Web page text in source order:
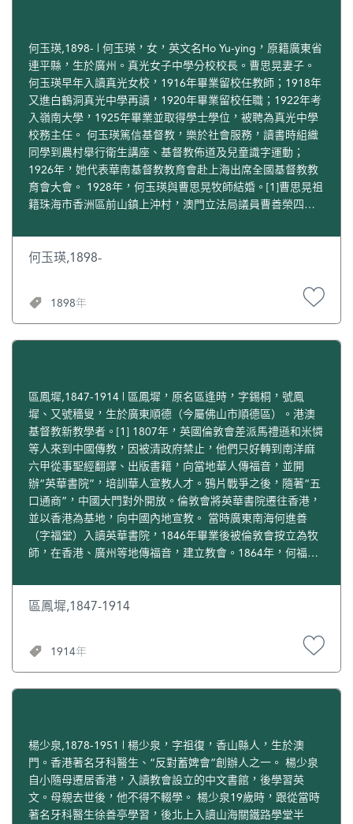
屈縫線成冊，然後兩人攜帶書刊上路。他們屢次利用科舉考
試，或廣東鄉試與府縣試之機，分發書刊赴考士子，向他們
傳播福音。此舉開創向中國知識份子宣教的先河。 1834年9
月，梁發等人因在廣東鄉試期間散發福音書冊，十人遭廣州
知府逮捕。 在美國傳教士裨治文的協助下，梁發逃往麻六甲
和新加坡避禍。屈因沒有參與這次活動而免遭追捕，卻勇敢
擔負起營救被捕者的任務。 同年8月，馬禮遜因病去世，馬儒
翰開始擔任英國首任駐華商務監督的中文秘書。在馬儒翰斡
旋下，由屈出面聯繫安排，最後以800元的代價贖出所有繫獄
者。 1835年，屈也遭遇到危險，在馬儒翰緊急安排下，他和
他的獨子阿喜因走避不及而被捕，後死於在獄中。屈在麻六
甲宣教站滯留七年多，期間深入內陸錫礦山向華人礦工宣
作。1843年，理雅各帶著屈和何進善等人前往香港建立宣教
站，屈成為理雅各最得力的助手。 不久，屈到倫敦會傳教士
合信主持的醫藥傳教會香港醫院向病患者傳福音，開始他在
香港以醫院為陣地的20年宣教生涯。每天在合信開始診治
的態度看待他的工作。除在醫院和市場工作外，屈到九龍等
宣教站講道。 1853年6月，屈與一個名叫阿秀的傳道人一起
赴上海，到仁濟醫院向太平軍的傷病官兵宣教。每天花很多
時間為病患者讀經、開導、安慰他們，在上海宣教約一年。
1850年，屈已是倫敦會香港宣教站中最為年長的基督徒，深
受大家尊重和愛戴。1856年，屈69歲時，妻子接受基督教信
仰，成為基督徒。[1] 1845年香港倫敦會傳教士舉行祈禱大
會，紀念該會成立50周年，屈成為其中四位中國牧師之一。
[2] 屈追隨了倫敦會馬禮遜、米憐、理雅各及合信等西方傳教
士，先後在廣州、澳門、麻六甲、上海等地從事宣教活動，
《屈昂》，載“華人基督教史人物辭典＂網，2011年12月12
日，http://www.bdcconline.net/zh-hant/stories/by-
person/q/qu-ang.php。 [2]《港澳大百科全書》編委會：
《港澳大百科全書》，廣州：花城出版社，1993，第801
喜歡、不求個人的喜悅、不避艱苦的精神、不以性命為念的
勇氣，深深印在陸鏡輝的心裡。 抗戰期間，陸鏡輝擔任三鄉
堂執事，成為第十區會執委會主席。他和妻子及第九子、十
子在中山生活。另有二子六女分散在上海、長沙、貴陽、重
慶等地讀書，四年來消息全無。及後，陸鏡輝的親戚一家五
口，忽然逃難到他家裡來，共九口人，全靠他一雙手來撐起
一頭家。陸鏡輝信心很堅定，無怨無悔，因為他覺得自己遵
行神的旨意，才搬到中山的，而且鄉間一個教會，一群無牧
之羊，都放在他自己的肩上。每逢禮拜日，他負責領會講
道，在三鄉堂任傳道的有鄭夢初、林漢英、譚敬一、區世
間，陸鏡輝經歷許多危險，在三鄉、下珊、唐家等地行醫施
藥，救濟災民。抗戰勝利後，他一直沒有消息的八個兒女，
光小學（今高家基小學）校董會主席，教育目的使學生養
成“勤樸敬愛”之美德，成為眾人公僕，為中華民族教育事業
鞠躬盡瘁。當時，該校在中山地區是一所有良好聲譽的學
校。[5] 廣州解放前夕，粵港澳教會聯合舉辦水災救濟活動，
式行醫的許可證，他又回到澳門工作。解放前夕，他結束中
山的診所，前往澳門定居，並將診所交還教會，教會得以擴
大，宗教活動逐漸增多。 1950年2月，陸鏡輝和計志文牧
師、許公遂牧師三人，租用澳門連勝馬路28號前“宣道實用小
學”校舍，正式成立“澳門基督教會宣道堂”，奉行自養、自
理、自傳的立會原則。 同年冬，眾人有感於購買堂址的需
要，在某夜連袂長執同工十餘人，在高士德馬路100號現址前
禱告，當時屋主索價十萬元。三年後，1953年11月11日，宣
道堂以5.1萬成功購買該址，且澳葡政府免納稅項。稍作修復
整理後，1954年2月10日，澳門基督教會宣道堂正式啟用作
容納約三百人的單層禮拜堂，1957年4月20日舉行獻堂典
禮，原址舊房作為副堂使用。[7] 陸鏡輝的外甥孫女鄭明真是
17日，她訪問中國教會老一代傳道人，家庭教會的精神領袖
林獻羔。 [1]陸鏡輝：《培靈會與我四十載的回憶》，載“港
九培靈研究經會＂網，2013年8月16日，
http://www.hkbibleconference.org/cn/about-us/share-
1985，第50頁。 [3]《澳門鏡湖護理學院歷史》，載“人民網
＂，2013年8月20日，
http://hm.people.com.cn/GB/158259/158260/9551555.ht
ml。 [4]《周恩來與中山大學》，載“中山大學蘇區校史＂
網，2013年8月20日，
何玉瑛,1898- | 何玉瑛，女，英文名Ho Yu-ying，原籍廣東省
連平縣，生於廣州。真光女子中學分校校長。曹思晃妻子。
何玉瑛早年入讀真光女校，1916年畢業留校任教師；1918年
又進白鶴洞真光中學再讀，1920年畢業留校任職；1922年考
入嶺南大學，1925年畢業並取得學士學位，被聘為真光中學
校務主任。 何玉瑛篤信基督教，樂於社會服務，讀書時組織
同學到農村舉行衛生講座、基督教佈道及兒童識字運動；
1926年，她代表華南基督教教育會赴上海出席全國基督教教
育會大會。 1928年，何玉瑛與曹思晃牧師結婚。[1]曹思晃祖
籍珠海市香洲區前山鎮上沖村，澳門立法局議員曹善榮四
晃一直主持香港女子基督教會教務14年。1930年，教友人數
大增，何玉瑛倡議籌款50000元，擴充聖堂及建築牧師住宅。
利，聖堂加長40尺，並加建閣樓及牧師住宅。[3] 何玉瑛被聘
為聖保羅女書院教席，1930年代表香港女青年會到上海出席
全國代表大會；1934年被選為香港女青年會會長、香港反對
蓄婢會副會長。 1935年，廣州真光中學在香港設分校，何玉
光小學，出任校務主任，協助小學校長何玉瑛處理行政事
務。1943年，何蔭棠校長與幾位校董前往廣西桂林，在桂林
（今廣西桂林一帶）開設真光女子中學分校，聘請何玉瑛為
分校校長。[4] 何玉瑛擅長小學教育，對於兒童心理學、兒童
故事、兒童自表方法、小學教管方法特有研究；1936年又被
推為聖保羅堂婦真事務團主席，後出任港澳教區婦女服務團
主席。[1] 1957年，何會督將建築北角聖彼得堂之責任及建校
工作委諸聖保羅堂。聖保羅堂組織北角堂校籌建委員會，並
選出李福和先生、林植宣先生、林植豪先生、周效良先生、
夏日華醫生、何玉瑛及何世明牧師七位為該會委員，曹思晃
新校校址；並撥款建一個規模甚大、費用90餘萬元的新校
舍。[5] 何玉瑛夫婦生育曹安邦、曹安民兩子。曹安邦是美國
科學系講座教授、香港大學眼科名譽臨床教授、香港眼科學
院院長及奠基人。[7] [1]《何玉瑛》，載“百度百科＂網，
2012年9月22日，
http://baike.baidu.com/view/355905.htm。 [2]《港澳大百
羅堂＂網，2012年9月22日，
http://dhk.hkskh.org/stpaul/aboutus.aspx?id=43。 [4]《粵
港真光中學校名、校址變遷（粵校部分：廣州市真光中學校
名、校址變遷）》，載“新浪博客＂，2013年3月30日，
http://blog.sina.com.cn/s/blog_a7a9865a01019012.html。
何玉瑛,1898-
1898年
區鳳墀,1847-1914 | 區鳳墀，原名區逢時，字錫桐，號鳳
墀、又號穡叟，生於廣東順德（今屬佛山市順德區）。港澳
基督教新教學者。[1] 1807年，英國倫敦會差派馬禮遜和米憐
等人來到中國傳教，因被清政府禁止，他們只好轉到南洋麻
六甲從事聖經翻譯、出版書籍，向當地華人傳福音，並開
辦“英華書院”，培訓華人宣教人才。鴉片戰爭之後，隨著“五
口通商”，中國大門對外開放。倫敦會將英華書院遷往香港，
並以香港為基地，向中國內地宣教。 當時廣東南海何進善
（字福堂）入讀英華書院，1846年畢業後被倫敦會按立為牧
師，在香港、廣州等地傳福音，建立教會。1864年，何福堂
心，當他讀了何進善所著《新約全書注釋》之後，為其折
服，接受了基督，不久受洗，加入佛山之自理會，並帶領全
暴徒襲擊焚毀。鳳墀一家逃到香港。他頗有才學，受到倫敦
會重用，參與翻譯聖經，編寫注釋等工作，其神學知識隨之
提高。 1872年，經丹拿（F. S. Turner）牧師推薦，鳳墀岀任
倫敦會香港灣仔堂主任。他盡職盡責，並在講解聖經方面清
1883年，孫中山先生從檀香山基督教學校畢業後，返回香港
進入拔萃書室進修，預備投考香港公立學校。為了補習中
文，拜鳳墀為師，之後兩人成為莫逆之交。鳳墀在信仰和學
問上對孫中山影響甚深。後經鳳墀介紹，孫中山認識美國綱
紀慎會的喜嘉理（Charles Hager）牧師，在其鼓勵下，孫中
區鳳墀,1847-1914
1914年
楊少泉,1878-1951 | 楊少泉，字祖復，香山縣人，生於澳
門。香港著名牙科醫生、“反對蓄婢會”創辦人之一。 楊少泉
自小隨母遷居香港，入讀教會設立的中文書館，後學習英
文。母親去世後，他不得不輟學。 楊少泉19歲時，跟從當時
著名牙科醫生徐善亭學習，後北上入讀山海關鐵路學堂半